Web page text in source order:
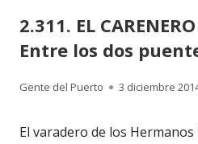
2.311. EL
Entre los dos
Autor
Gente del Puerto
Publicado
3 diciembre
El varadero de los